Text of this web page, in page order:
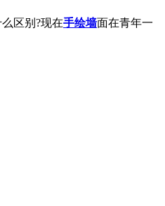
区别?现在手绘墙面在青年一